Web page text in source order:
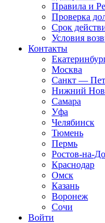
Правила и
Проверка
Срок
Условия
Контакты
Москва
Санкт —
Нижний
Самара
Уфа
Челябинск
Тюмень
Пермь
Ростов-на-
Краснодар
Омск
Казань
Воронеж
Сочи
Войти